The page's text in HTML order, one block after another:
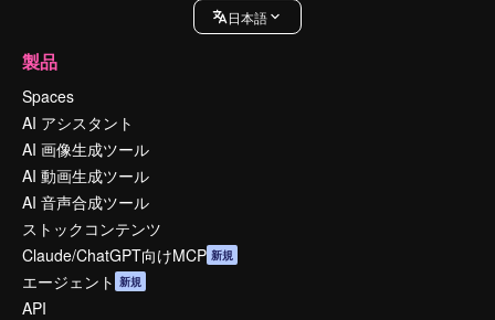
日本語
製品
Spaces
AI アシスタント
AI 画像生成ツール
AI 動画生成ツール
AI 音声合成ツール
ストックコンテンツ
Claude/ChatGPT向けMCP 新規
エージェント 新規
API